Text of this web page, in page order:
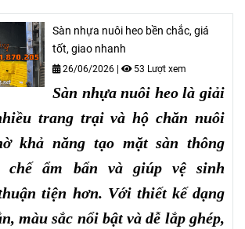
Sàn nhựa nuôi heo bền chắc, giá
tốt, giao nhanh
26/06/2026 | 53 Lượt xem
Sàn nhựa nuôi heo là giải
trang trại và hộ chăn nuôi
khả năng tạo mặt sàn thông
chế ẩm bẩn và giúp vệ sinh
tiện hơn. Với thiết kế dạng
màu sắc nổi bật và dễ lắp ghép,